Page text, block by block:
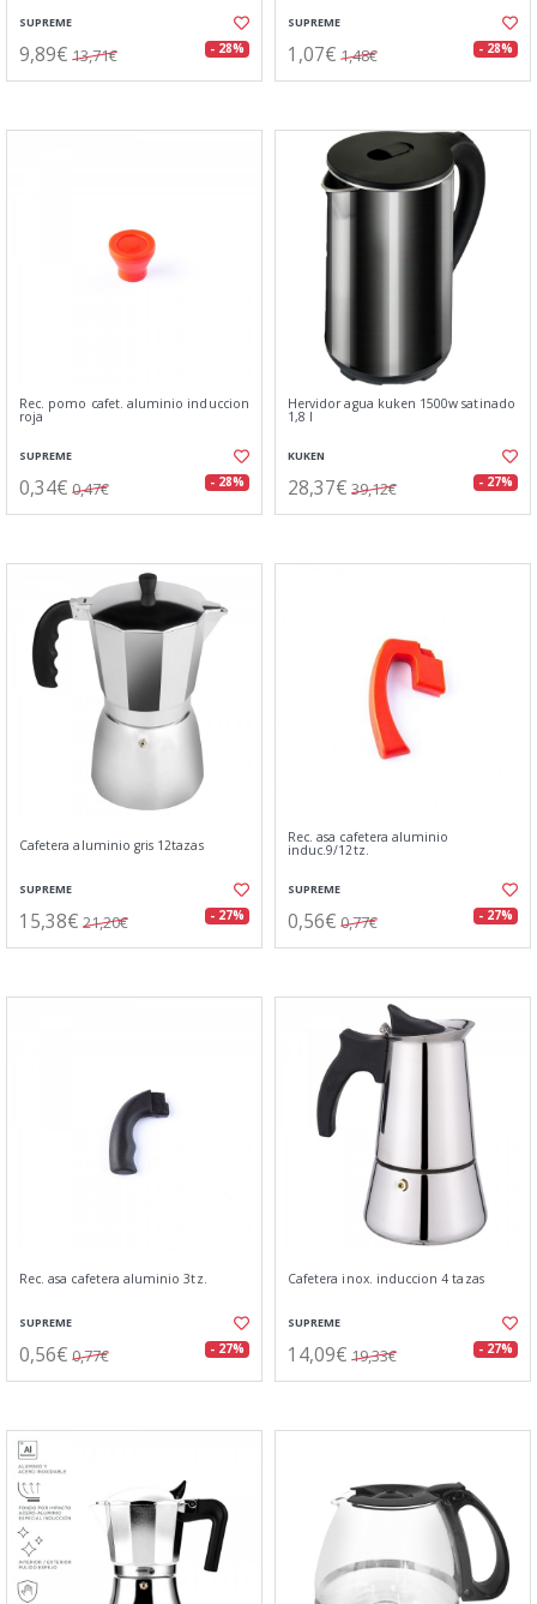
SUPREME
9,89€ 13,71€ - 28%
SUPREME
1,07€ 1,48€ - 28%
Rec. pomo cafet. aluminio induccion
roja
SUPREME
0,34€ 0,47€ - 28%
Hervidor agua kuken 1500w satinado
1,8 l
KUKEN
28,37€ 39,12€ - 27%
Cafetera aluminio gris 12tazas
SUPREME
15,38€ 21,20€ - 27%
Rec. asa cafetera aluminio
induc.9/12tz.
SUPREME
0,56€ 0,77€ - 27%
Rec. asa cafetera aluminio 3tz.
SUPREME
0,56€ 0,77€ - 27%
Cafetera inox. induccion 4 tazas
SUPREME
14,09€ 19,33€ - 27%